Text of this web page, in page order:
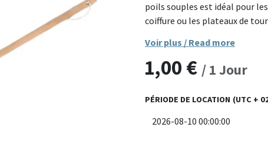
poils souples est idéal pour
coiffure ou les plateaux de
Doté d’un manche en bois
capture la poussière fine sans
maniable, il convient aux
Matériau du manche:
Utilisation: Sols
Voir plus / Read more
1,00€ /1Jour
PÉRIODE DE LOCATION (UTC +